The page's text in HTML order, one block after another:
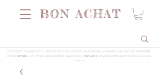
LOS PEDIDOS REALIZADOS A PARTIR DEL 5 DE AGOSTO SE ENVIARÁN LA PRIMERA SEMANA DE SEPTIEMBRE
Envios GRATIS a Península por pedidos superiores a 99 euros , devoluciones garantizadas y pago
seguro